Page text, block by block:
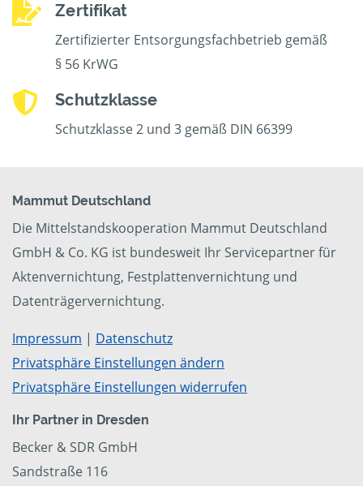
Zertifikat
Zertifizierter Entsorgungsfachbetrieb gemäß
§ 56 KrWG
Schutzklasse
Schutzklasse 2 und 3 gemäß DIN 66399
Mammut Deutschland
Die Mittelstandskooperation Mammut Deutschland
GmbH & Co. KG ist bundesweit Ihr Servicepartner für
Aktenvernichtung, Festplattenvernichtung und
Datenträgervernichtung.
Impressum | Datenschutz
Privatsphäre Einstellungen ändern
Privatsphäre Einstellungen widerrufen
Ihr Partner in Dresden
Becker & SDR GmbH
Sandstraße 116